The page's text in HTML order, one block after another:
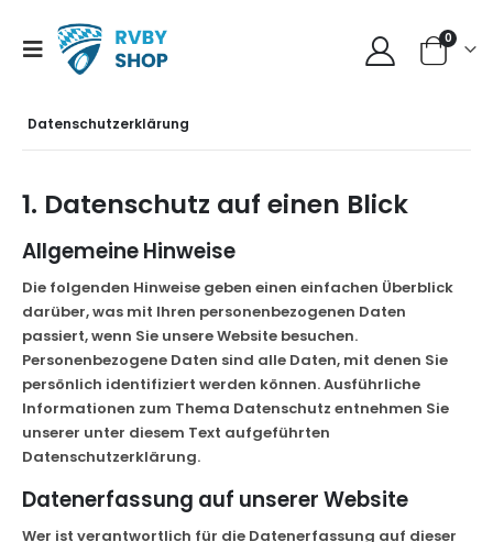
0
Datenschutzerklärung
1. Datenschutz auf einen Blick
Allgemeine Hinweise
Die folgenden Hinweise geben einen einfachen Überblick
darüber, was mit Ihren personenbezogenen Daten
passiert, wenn Sie unsere Website besuchen.
Personenbezogene Daten sind alle Daten, mit denen Sie
persönlich identifiziert werden können. Ausführliche
Informationen zum Thema Datenschutz entnehmen Sie
unserer unter diesem Text aufgeführten
Datenschutzerklärung.
Datenerfassung auf unserer Website
Wer ist verantwortlich für die Datenerfassung auf dieser